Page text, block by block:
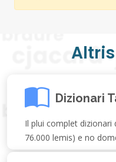
Dizionari
Il plui complet dizionari
76.000 lemis) e no